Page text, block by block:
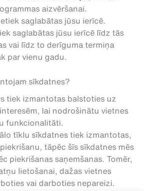
aizvēršanai.
saglabātas jūsu ierīcē.
saglabātas jūsu ierīcē līdz tās
vai līdz to derīguma termiņa
par vienu gadu.
sīkdatnes?
tiek izmantotas balstoties uz
lai nodrošinātu vietnes
funkcionalitāti.
tīklu sīkdatnes tiek izmantotas,
tāpēc šīs sīkdatnes mēs
piekrišanas saņemšanas. Tomēr,
lietošanai, dažas vietnes
vai darboties nepareizi.